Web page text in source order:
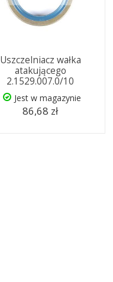
Uszczelniacz wałka
atakującego
2.1529.007.0/10
Jest w magazynie
86,68 zł